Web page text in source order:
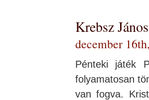
Krebsz
december
Pénteki játék
folyamatosan
van fogva.